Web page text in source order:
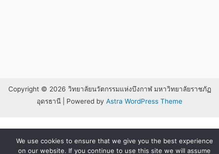
Copyright © 2026 วิทยาลัยนวัตกรรมแห่งบึงกาฬ มหาวิทยาลัยราชภัฏ
อุดรธานี | Powered by Astra WordPress Theme
We use cookies to ensure that we give you the best experience
on our website. If you continue to use this site we will assume